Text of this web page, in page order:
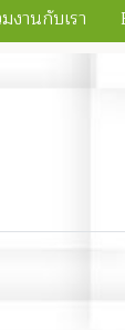
งานกับเรา